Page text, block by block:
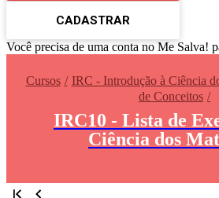
CADASTRAR
Você precisa de uma conta no Me Salva!
Cursos
IRC - Introdução à Ciência
de Conceitos
IRC10 - Lista de
Ciência dos